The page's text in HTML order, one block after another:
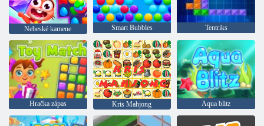
Nebeské kamene Smart Bubbles Tentriks
Hračka zápas Kris Mahjong Aqua blitz